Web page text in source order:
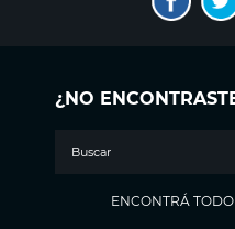
¿NO
ENCONTRÁ